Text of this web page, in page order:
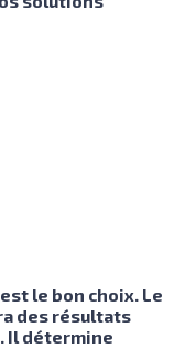
le bon choix. Le
des résultats
Il détermine